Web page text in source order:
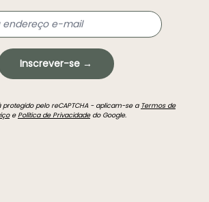
Inscrever-se →
protegido pelo reCAPTCHA - aplicam-se a Termos de
ePolítica de Privacidadedo Google.